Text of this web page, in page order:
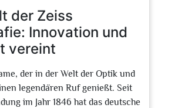
der Zeiss
Innovation und
vereint
der in der Welt der Optik und
legendären Ruf genießt. Seit
im Jahr 1846 hat das deutsche